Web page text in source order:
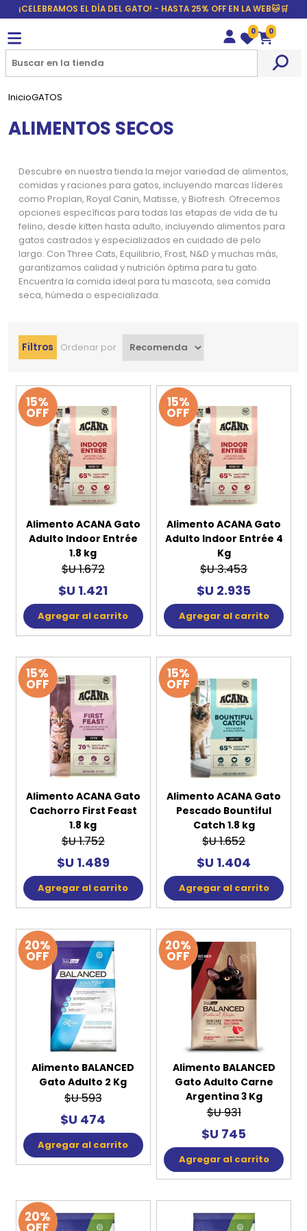
¡CELEBRAMOS EL DÍA DEL GATO! - HASTA 25% OFF EN LA WEB🐱🛒
Wishlist
0
Carrito
0
InicioGATOS
ALIMENTOS SECOS
Descubre en nuestra tienda la mejor variedad de alimentos,
comidas y raciones para gatos, incluyendo marcas líderes
como Proplan, Royal Canin, Matisse, y Biofresh. Ofrecemos
opciones específicas para todas las etapas de vida de tu
felino, desde kitten hasta adulto, incluyendo alimentos para
gatos castrados y especializados en cuidado de pelo
largo. Con Three Cats, Equilibrio, Frost, N&D y muchas más,
garantizamos calidad y nutrición óptima para tu gato.
Encuentra la comida ideal para tu mascota, sea comida
seca, húmeda o especializada.
Filtros Ordenar por
15%
OFF
Alimento ACANA Gato
Adulto Indoor Entrée
1.8 kg
$U 1.672
$U 1.421
Agregar al carrito
15%
OFF
Alimento ACANA Gato
Adulto Indoor Entrée 4
Kg
$U 3.453
$U 2.935
Agregar al carrito
15%
OFF
Alimento ACANA Gato
Cachorro First Feast
1.8 kg
$U 1.752
$U 1.489
Agregar al carrito
15%
OFF
Alimento ACANA Gato
Pescado Bountiful
Catch 1.8 kg
$U 1.652
$U 1.404
Agregar al carrito
20%
OFF
Alimento BALANCED
Gato Adulto 2 Kg
$U 593
$U 474
Agregar al carrito
20%
OFF
Alimento BALANCED
Gato Adulto Carne
Argentina 3 Kg
$U 931
$U 745
Agregar al carrito
20%
OFF